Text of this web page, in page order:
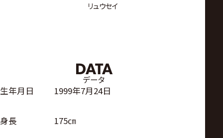
リュウセイ
DATA
データ
生年月日 1999年7月24日
身長 175㎝